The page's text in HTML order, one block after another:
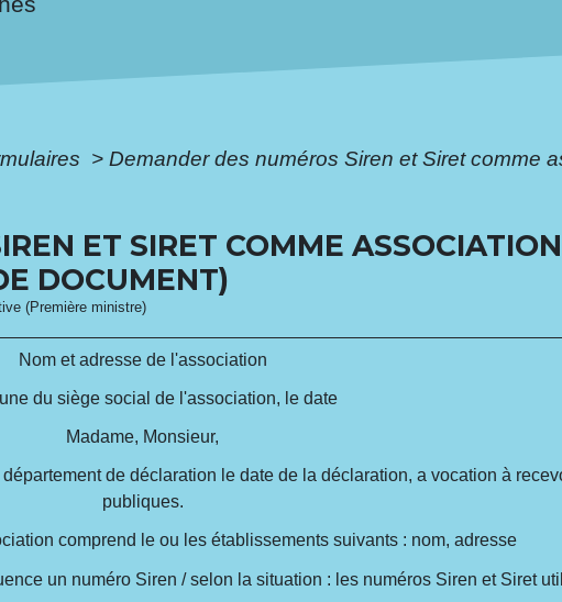
> Demander des numéros Siren et Siret comme
ET SIRET COMME ASSOCIATION
DOCUMENT)
(Première ministre)
Nom et adresse de l'association
du siège social de l'association, ledate
Madame, Monsieur,
département de déclaration ledate de la déclaration, a vocation à
publiques.
comprend le ou les établissements suivants : nom, adresse
un numéro Siren /selon la situation : les numéros Siren et Siret